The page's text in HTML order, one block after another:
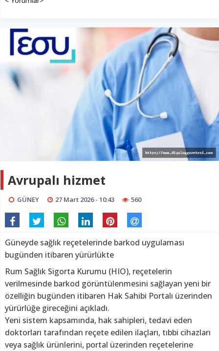
Avrupalı hizmet
GÜNEY 27 Mart 2026 - 10:43 560
Güneyde sağlık reçetelerinde barkod uygulaması
bugünden itibaren yürürlükte
Rum Sağlık Sigorta Kurumu (HIO), reçetelerin
verilmesinde barkod görüntülenmesini sağlayan yeni bir
özelliğin bugünden itibaren Hak Sahibi Portalı üzerinden
yürürlüğe gireceğini açıkladı.
Yeni sistem kapsamında, hak sahipleri, tedavi eden
doktorları tarafından reçete edilen ilaçları, tıbbi cihazları
veya sağlık ürünlerini, portal üzerinden reçetelerine